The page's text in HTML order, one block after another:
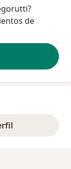
de